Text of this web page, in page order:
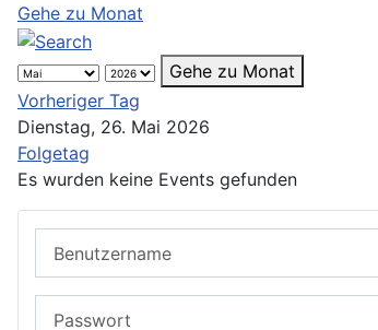
Gehe zu Monat
Gehe zu Monat
Vorheriger Tag
Dienstag, 26. Mai 2026
Folgetag
Es wurden keine Events gefunden